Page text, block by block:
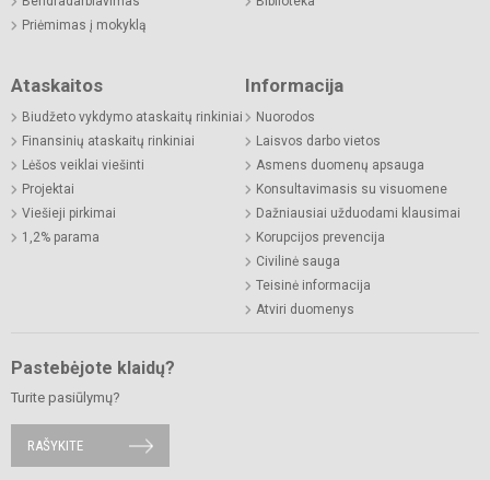
Priėmimas į mokyklą
Ataskaitos
Biudžeto vykdymo ataskaitų rinkiniai
Finansinių ataskaitų rinkiniai
Lėšos veiklai viešinti
Projektai
Viešieji pirkimai
1,2% parama
Informacija
Nuorodos
Laisvos darbo vietos
Asmens duomenų apsauga
Konsultavimasis su visuomene
Dažniausiai užduodami klausimai
Korupcijos prevencija
Civilinė sauga
Teisinė informacija
Atviri duomenys
Pastebėjote klaidų?
Turite pasiūlymų?
RAŠYKITE